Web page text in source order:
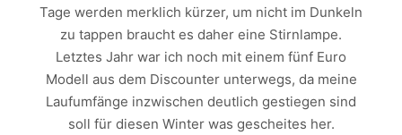
Tage werden merklich kürzer, um nicht im Dunkeln
zu tappen braucht es daher eine Stirnlampe.
Letztes Jahr war ich noch mit einem fünf Euro
Modell aus dem Discounter unterwegs, da meine
Laufumfänge inzwischen deutlich gestiegen sind
soll für diesen Winter was gescheites her.